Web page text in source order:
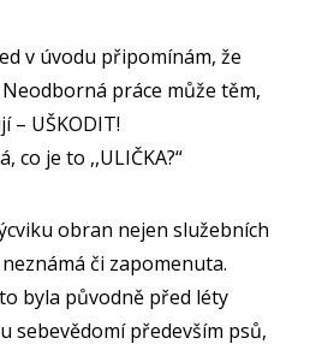
v úvodu připomínám, že
práce může těm,
– UŠKODIT!
co je to ,,ULIČKA?“
obran nejen služebních
či zapomenuta.
byla původně před léty
sebevědomí především psů,